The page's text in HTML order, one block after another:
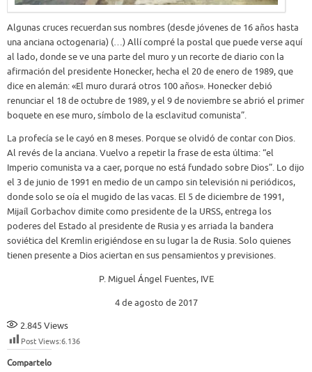
Algunas cruces recuerdan sus nombres (desde jóvenes de 16 años hasta
una anciana octogenaria) (…) Allí compré la postal que puede verse aquí
al lado, donde se ve una parte del muro y un recorte de diario con la
afirmación del presidente Honecker, hecha el 20 de enero de 1989, que
dice en alemán: «El muro durará otros 100 años». Honecker debió
renunciar el 18 de octubre de 1989, y el 9 de noviembre se abrió el primer
boquete en ese muro, símbolo de la esclavitud comunista”.
La profecía se le cayó en 8 meses. Porque se olvidó de contar con Dios.
Al revés de la anciana. Vuelvo a repetir la frase de esta última: “el
Imperio comunista va a caer, porque no está fundado sobre Dios”. Lo dijo
el 3 de junio de 1991 en medio de un campo sin televisión ni periódicos,
donde solo se oía el mugido de las vacas. El 5 de diciembre de 1991,
Mijaíl Gorbachov dimite como presidente de la URSS, entrega los
poderes del Estado al presidente de Rusia y es arriada la bandera
soviética del Kremlin erigiéndose en su lugar la de Rusia. Solo quienes
tienen presente a Dios aciertan en sus pensamientos y previsiones.
P. Miguel Ángel Fuentes, IVE
4 de agosto de 2017
2.845Views
Post Views:6.136
Compartelo